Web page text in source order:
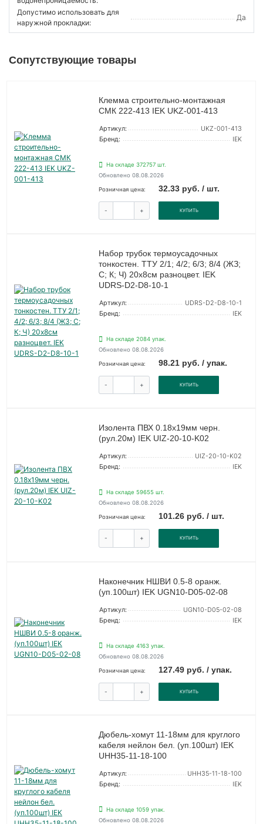
Допустимо использовать для
наружной прокладки:
Да
Сопутствующие товары
Клемма строительно-монтажная
СМК 222-413 IEK UKZ-001-413
Артикул:
UKZ-001-413
Бренд:
IEK
На складе 372757 шт.
Обновлено 08.08.2026
Розничная цена: 32.33 руб. / шт.
- + КУПИТЬ
Набор трубок термоусадочных
тонкостен. ТТУ 2/1; 4/2; 6/3; 8/4 (ЖЗ;
С; К; Ч) 20х8см разноцвет. IEK
UDRS-D2-D8-10-1
Артикул:
UDRS-D2-D8-10-1
Бренд:
IEK
На складе 2084 упак.
Обновлено 08.08.2026
Розничная цена: 98.21 руб. / упак.
- + КУПИТЬ
Изолента ПВХ 0.18х19мм черн.
(рул.20м) IEK UIZ-20-10-K02
Артикул:
UIZ-20-10-K02
Бренд:
IEK
На складе 59655 шт.
Обновлено 08.08.2026
Розничная цена: 101.26 руб. / шт.
- + КУПИТЬ
Наконечник НШВИ 0.5-8 оранж.
(уп.100шт) IEK UGN10-D05-02-08
Артикул:
UGN10-D05-02-08
Бренд:
IEK
На складе 4163 упак.
Обновлено 08.08.2026
Розничная цена: 127.49 руб. / упак.
- + КУПИТЬ
Дюбель-хомут 11-18мм для круглого
кабеля нейлон бел. (уп.100шт) IEK
UHH35-11-18-100
Артикул:
UHH35-11-18-100
Бренд:
IEK
На складе 1059 упак.
Обновлено 08.08.2026